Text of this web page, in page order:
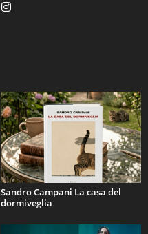
Sandro Campani La casa del
dormiveglia